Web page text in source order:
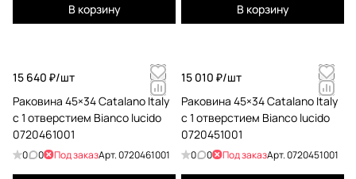
В корзину В корзину
15 640 ₽/шт
Раковина 45×34 Catalano Italy
с 1 отверстием Bianco lucido
0720461001
0 0 Под заказАрт.0720461001
15 010 ₽/шт
Раковина 45×34 Catalano Italy
с 1 отверстием Bianco lucido
0720451001
0 0 Под заказАрт.0720451001